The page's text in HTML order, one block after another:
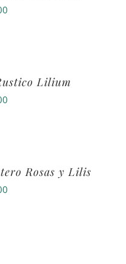
Lilium
Rosas y Lilis